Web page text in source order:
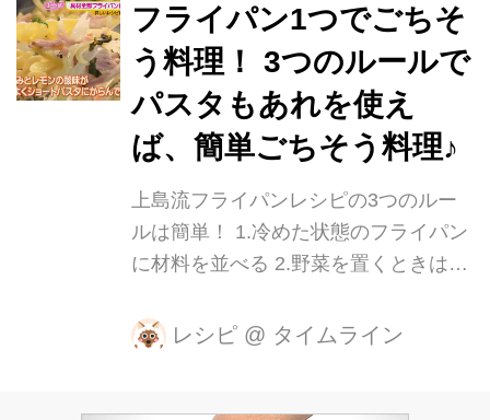
ショウ…適量 ・キャベツ…1個 ・ベー
コン…4枚 【スープ材料】 ・水…4カ
ップ ・うどんスープ（ヒガシマル）…
2袋 【調味料】 ・淡口醤油…大さじ1
・みりん…大さじ1 【水溶き片栗粉】
・片栗粉…大さじ1 ・水…大さじ2 ＜
作り方＞ ①タネの材料をボウルでよく
混ぜ合わせ、4等分にして空気を抜...
フライパン1つでごちそ
う料理！ 3つのルールで
パスタもあれを使え
ば、簡単ごちそう料理♪
上島流フライパンレシピの3つのルー
ルは簡単！ 1.冷めた状態のフライパン
に材料を並べる 2.野菜を置くときは一
スト！ パスタ料理は鍋やフライパンな
レシピ @ タイムライン